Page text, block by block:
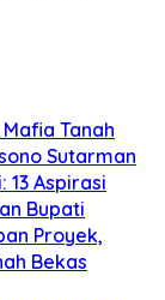
Tanah
Sutarman
13 Aspirasi
Bupati
Proyek,
Bekas